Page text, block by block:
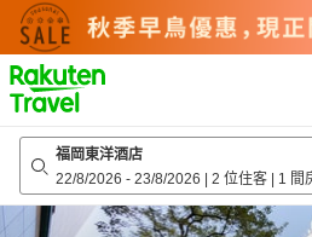
to
top
page
福岡東洋酒店
22/8/2026 - 23/8/2026 | 2 位住客 | 1 間